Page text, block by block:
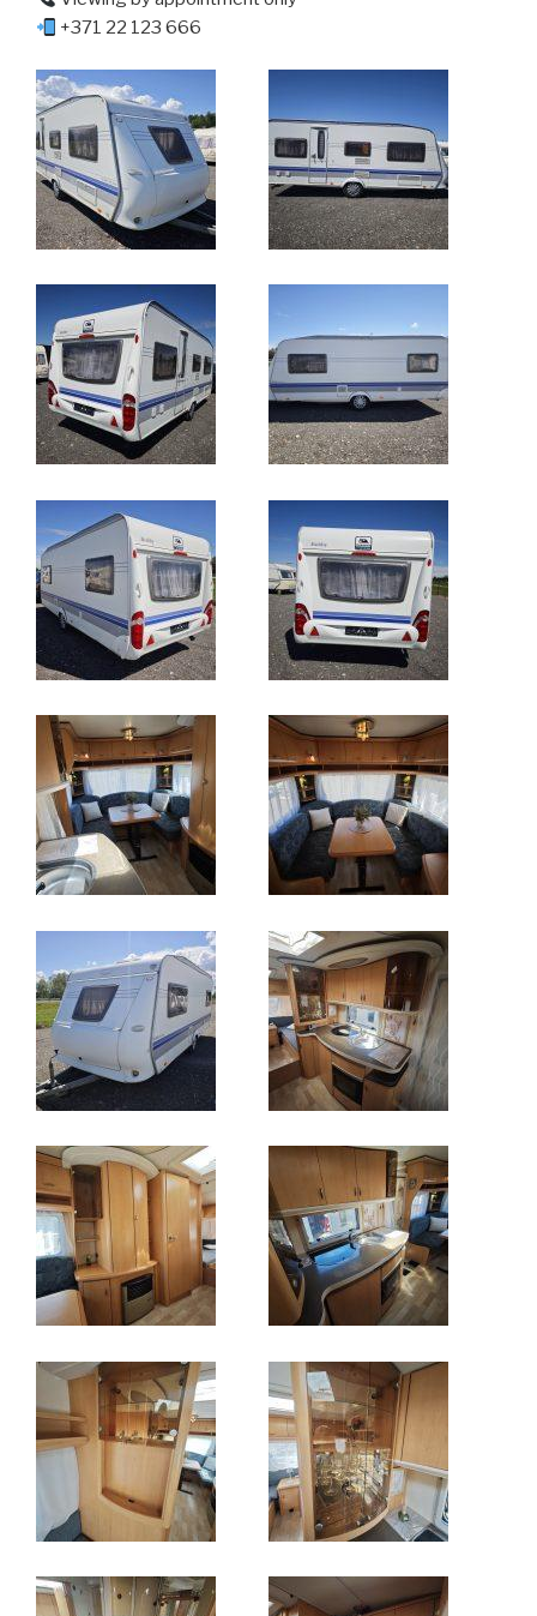
+371 22 123 666